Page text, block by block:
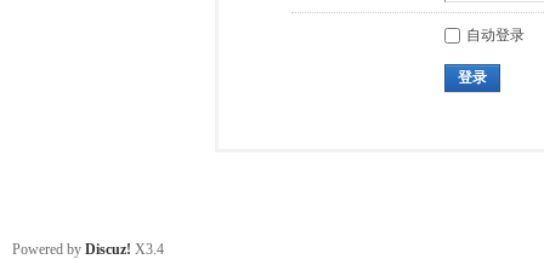
自动登录
登录
Powered by Discuz! X3.4